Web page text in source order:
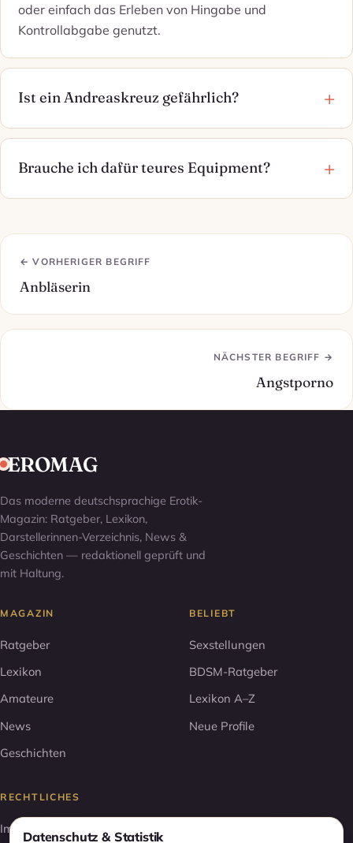
oder einfach das Erleben von Hingabe und
Kontrollabgabe genutzt.
Ist ein Andreaskreuz gefährlich?
Brauche ich dafür teures Equipment?
← VORHERIGER BEGRIFF
Anbläserin
NÄCHSTER BEGRIFF →
Angstporno
EROMAG
Das moderne deutschsprachige Erotik-
Magazin: Ratgeber, Lexikon,
Darstellerinnen-Verzeichnis, News &
Geschichten — redaktionell geprüft und
mit Haltung.
MAGAZIN
Ratgeber
Lexikon
Amateure
News
Geschichten
BELIEBT
Sexstellungen
BDSM-Ratgeber
Lexikon A–Z
Neue Profile
RECHTLICHES
Impressum
Datenschutz & Statistik